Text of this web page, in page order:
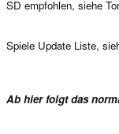
SD empfohlen, siehe
Spiele Update Liste,
Ab hier folgt das